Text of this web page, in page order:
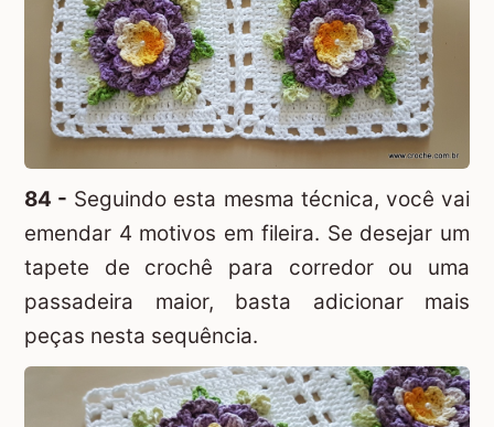
84 - Seguindo esta mesma técnica, você vai
emendar 4 motivos em fileira. Se desejar um
tapete de crochê para corredor ou uma
passadeira maior, basta adicionar mais
peças nesta sequência.